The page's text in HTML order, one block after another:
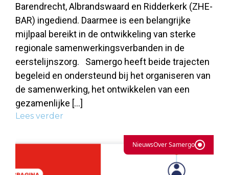
Barendrecht, Albrandswaard en Ridderkerk (ZHE-
BAR) ingediend. Daarmee is een belangrijke
mijlpaal bereikt in de ontwikkeling van sterke
regionale samenwerkingsverbanden in de
eerstelijnszorg. Samergo heeft beide trajecten
begeleid en ondersteund bij het organiseren van
de samenwerking, het ontwikkelen van een
gezamenlijke […]
Lees verder
NieuwsOver Samergo